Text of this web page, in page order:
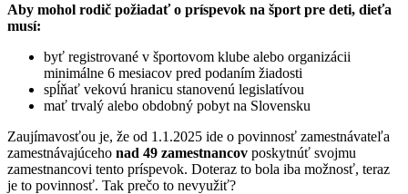
Aby mohol rodič požiadať o príspevok na šport pre deti, dieťa
musí:
byť registrované v športovom klube alebo organizácii
minimálne 6 mesiacov pred podaním žiadosti
spĺňať vekovú hranicu stanovenú legislatívou
mať trvalý alebo obdobný pobyt na Slovensku
Zaujímavosťou je, že od 1.1.2025 ide o povinnosť zamestnávateľa
zamestnávajúceho nad 49 zamestnancov poskytnúť svojmu
zamestnancovi tento príspevok. Doteraz to bola iba možnosť, teraz
je to povinnosť. Tak prečo to nevyužiť?